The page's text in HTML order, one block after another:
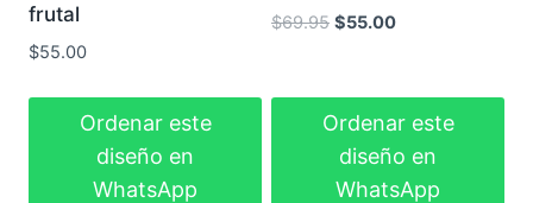
frutal
$55.00
Ordenar este
diseño en
WhatsApp
$69.95 El
era:
$69.95.
$55.00El
es:
$55.00.
Ordenar este
diseño en
WhatsApp